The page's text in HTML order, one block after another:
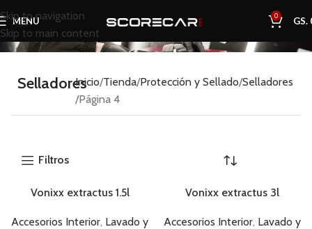
Skip to navigation
Skip to main content
MENU 0 GS.
SelladoresInicio Tienda Protección y Sellado Selladores
Página 4
Filtros
Vonixx extractus 1.5l
Accesorios Interior, Lavado y
Vonixx extractus 3l
Accesorios Interior, Lavado y